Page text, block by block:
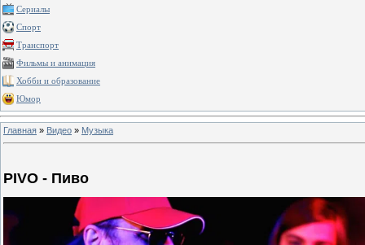
Сериалы
Спорт
Транспорт
Фильмы и анимация
Хобби и образование
Юмор
Главная » Видео » Музыка
PIVO - Пиво